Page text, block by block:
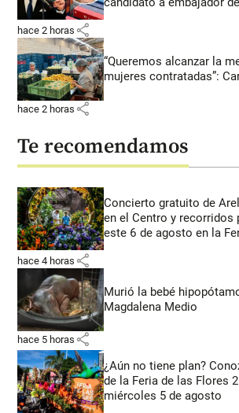
hace 2 horas share
“Queremos alcanzar la
mujeres contratadas”:
hace 2 horas share
Te recomendamos
Concierto gratuito de
en el Centro y recorridos
este 6 de agosto en la
hace 4 horas share
Murió la bebé
Magdalena Medio
hace 5 horas share
¿Aún no tiene plan?
de la Feria de las Flores
miércoles 5 de agosto